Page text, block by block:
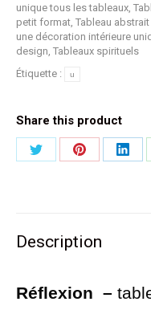
unique tous les tableaux
petit format Tableau
une décoration intérieure
design Tableaux spirituels
Étiquette :
u
Share this product
PartagerPartager
Description
Réflexion –